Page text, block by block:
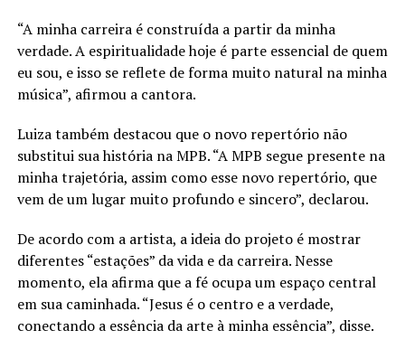
“A minha carreira é construída a partir da minha
verdade. A espiritualidade hoje é parte essencial de quem
eu sou, e isso se reflete de forma muito natural na minha
música”, afirmou a cantora.
Luiza também destacou que o novo repertório não
substitui sua história na MPB. “A MPB segue presente na
minha trajetória, assim como esse novo repertório, que
vem de um lugar muito profundo e sincero”, declarou.
De acordo com a artista, a ideia do projeto é mostrar
diferentes “estações” da vida e da carreira. Nesse
momento, ela afirma que a fé ocupa um espaço central
em sua caminhada. “Jesus é o centro e a verdade,
conectando a essência da arte à minha essência”, disse.